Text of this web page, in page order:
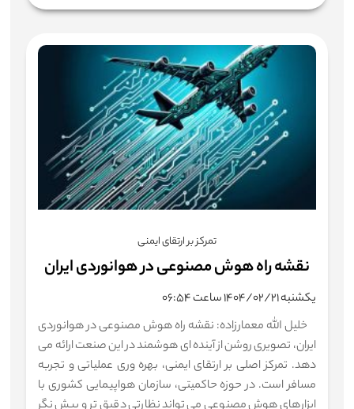
تمرکز بر ارتقای ایمنی
​نقشه راه هوش مصنوعی در هوانوردی​ ایران
یکشنبه ۱۴۰۴/۰۲/۲۱ ساعت ۰۶:۵۴
خلیل الله معمارزاده: نقشه راه هوش مصنوعی در هوانوردی
ایران، تصویری روشن از آینده ای هوشمند در این صنعت ارائه می
دهد. تمرکز اصلی بر ارتقای ایمنی، بهره وری عملیاتی و تجربه
مسافر است. در حوزه حاکمیتی، سازمان هواپیمایی کشوری با